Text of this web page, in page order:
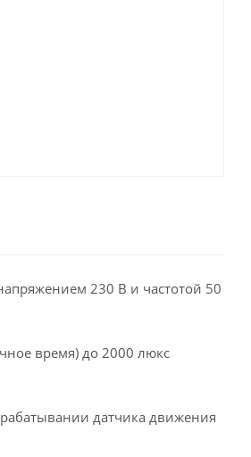
230 В и частотой 50
время) до 2000 люкс
датчика движения